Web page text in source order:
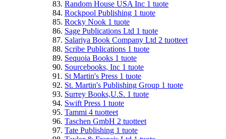
Random House USA Inc 1 tuote
Rockpool Publishing 1 tuote
Rocky Nook 1 tuote
Sage Publications Ltd 1 tuote
Salariya Book Company Ltd 2 tuotteet
Scribe Publications 1 tuote
Sequoia Books 1 tuote
Sourcebooks, Inc 1 tuote
St Martin's Press 1 tuote
St. Martin's Publishing Group 1 tuote
Surrey Books,U.S. 1 tuote
Swift Press 1 tuote
Tammi 4 tuotteet
Taschen GmbH 2 tuotteet
Tate Publishing 1 tuote